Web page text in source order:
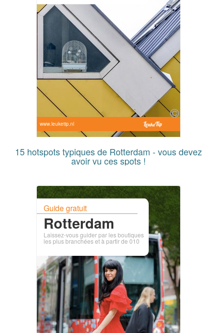
www.leuketip.nl
15 hotspots typiques de Rotterdam - vous devez
avoir vu ces spots !
Guide gratuit
Rotterdam
Laissez-vous guider par les boutiques
les plus branchées et à partir de 010